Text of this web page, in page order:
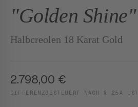
"Golden Shine"
Halbcreolen 18 Karat Gold
2.798,00 €
DIFFERENZBESTEUERT NACH § 25A